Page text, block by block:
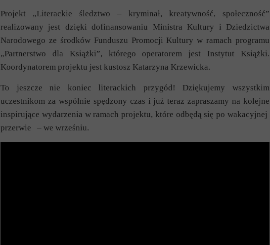
Projekt „Literackie śledztwo – kryminał, kreatywność, społeczność”
realizowany jest dzięki dofinansowaniu Ministra Kultury i Dziedzictwa
Narodowego ze środków Funduszu Promocji Kultury w ramach programu
„Partnerstwo dla Książki”, którego operatorem jest Instytut Książki.
Koordynatorem projektu jest kustosz Katarzyna Krzewicka.
To jeszcze nie koniec literackich przygód! Dziękujemy wszystkim
uczestnikom za wspólnie spędzony czas i już teraz zapraszamy na kolejne
inspirujące wydarzenia w ramach projektu, które odbędą się po wakacyjnej
przerwie – we wrześniu.